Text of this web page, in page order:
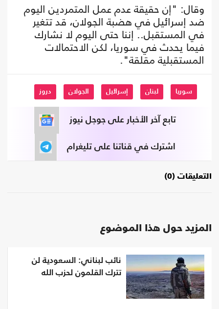
وقال: "إن حقيقة عدم عمل المتمردين اليوم
ضد إسرائيل في هضبة الجولان، قد تتغير
في المستقبل.. إننا حتى اليوم لا نشارك
فيما يحدث في سوريا، لكن الاحتمالات
المستقبلية مقلقة".
سوريا لبنان إسرائيل الجولان دروز
تابع آخر الأخبار على جوجل نيوز
اشترك في قناتنا على تليغرام
التعليقات (0)
المزيد حول هذا الموضوع
نائب لبناني: السعودية لن
تترك القلمون لحزب الله